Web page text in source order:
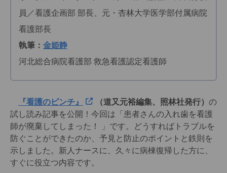
員／看護企画部 部長、元・杏林大学医学部付属病院
看護部長
執筆： 金姫静
河北総合病院看護部 救急看護認定看護師
『看護のピンチ』 （道又元裕編集、照林社発行） の
試し読み記事を公開！今回は「患者さんの入れ歯を看護
師が廃棄してしまった！ 」です。どうすればトラブルを
防ぐことができたのか、予見と防止のポイントと鉄則を
示しました。新人ナースに、久々に病棟復帰した方に、
すぐに役立つ内容です。